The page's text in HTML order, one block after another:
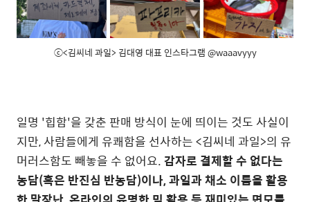
ⓒ<김씨네 과일> 김대영 대표 인스타그램 @waaavyyy
일명 '힙함'을 갖춘 판매 방식이 눈에 띄이는 것도 사실이
지만, 사람들에게 유쾌함을 선사하는 <김씨네 과일>의 유
머러스함도 빼놓을 수 없어요.감자로 결제할 수 없다는
농담(혹은 반진심 반농담)이나, 과일과 채소 이름을 활용